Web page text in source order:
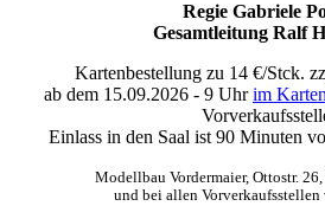
Regie Gabriele
Gesamtleitung Ralf
Kartenbestellung zu 14 €/Stck.
ab dem 15.09.2026 - 9 Uhrim
Einlass in den Saal ist 90 Minuten
Modellbau Vordermaier, Ottostr.
und bei allen Vorverkaufsstellen